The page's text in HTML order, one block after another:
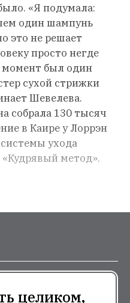
«Я подумала:
один шампунь
это не решает
просто негде
момент был один
сухой стрижки
Шевелева.
собрала 130 тысяч
в Каире у Лоррэн
ухода
метод».
целиком,